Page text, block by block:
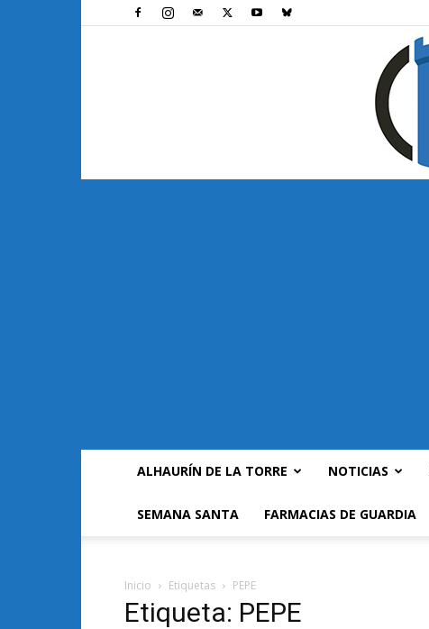
ALHAURÍN DE LA TORRE NOTICIAS
SEMANA SANTA FARMACIAS DE GUARDIA
Inicio Etiquetas PEPE
Etiqueta: PEPE